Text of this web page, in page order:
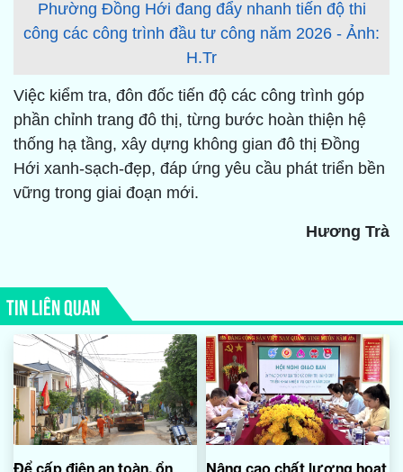
Phường Đồng Hới đang đẩy nhanh tiến độ thi
công các công trình đầu tư công năm 2026 - Ảnh:
H.Tr
Việc kiểm tra, đôn đốc tiến độ các công trình góp
phần chỉnh trang đô thị, từng bước hoàn thiện hệ
thống hạ tầng, xây dựng không gian đô thị Đồng
Hới xanh-sạch-đẹp, đáp ứng yêu cầu phát triển bền
vững trong giai đoạn mới.
Hương Trà
TIN LIÊN QUAN
Để cấp điện an toàn, ổn
Nâng cao chất lượng hoạt